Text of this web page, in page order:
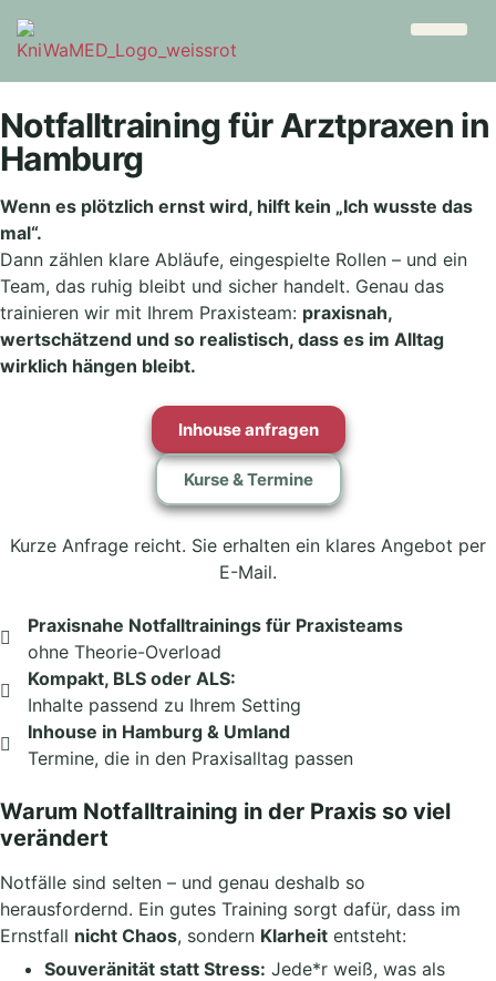
Notfalltraining für Arztpraxen in
Hamburg
Wenn es plötzlich ernst wird, hilft kein „Ich wusste das
mal“.
Dann zählen klare Abläufe, eingespielte Rollen – und ein
Team, das ruhig bleibt und sicher handelt. Genau das
trainieren wir mit Ihrem Praxisteam: praxisnah,
wertschätzend und so realistisch, dass es im Alltag
wirklich hängen bleibt.
Inhouse anfragen
Kurse & Termine
Kurze Anfrage reicht. Sie erhalten ein klares Angebot per
E-Mail.
Praxisnahe Notfalltrainings für Praxisteams
ohne Theorie-Overload
Kompakt, BLS oder ALS:
Inhalte passend zu Ihrem Setting
Inhouse in Hamburg & Umland
Termine, die in den Praxisalltag passen
Warum Notfalltraining in der Praxis so viel
verändert
Notfälle sind selten – und genau deshalb so
herausfordernd. Ein gutes Training sorgt dafür, dass im
Ernstfall nicht Chaos, sondern Klarheit entsteht:
Souveränität statt Stress: Jede*r weiß, was als